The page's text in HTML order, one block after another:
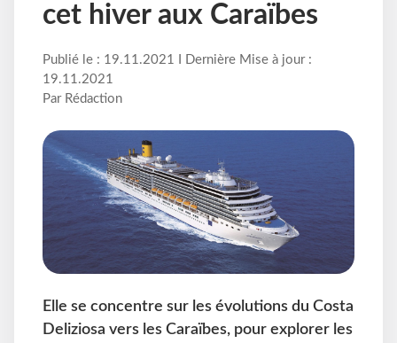
cet hiver aux Caraïbes
Publié le : 19.11.2021 I Dernière Mise à jour :
19.11.2021
Par Rédaction
Elle se concentre sur les évolutions du Costa
Deliziosa vers les Caraïbes, pour explorer les